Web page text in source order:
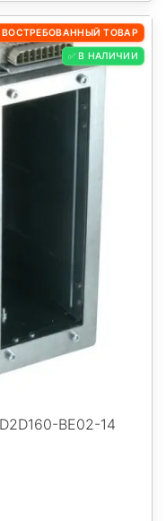
ВОСТРЕБОВАННЫЙ ТОВАР
✅ В НАЛИЧИИ
BE02-14